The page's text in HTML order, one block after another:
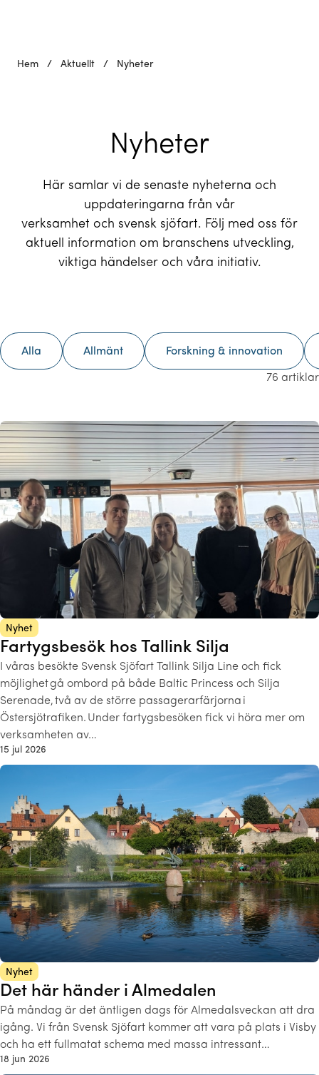
Hem / Aktuellt / Nyheter
Nyheter
Här samlar vi de senaste nyheterna och
uppdateringarna från vår
verksamhet och svensk sjöfart. Följ med oss för
aktuell information om branschens utveckling,
viktiga händelser och våra initiativ.
Alla Allmänt Forskning & innovation
76 artiklar
Nyhet
Fartygsbesök hos Tallink Silja
I våras besökte Svensk Sjöfart Tallink Silja Line och fick
möjlighet gå ombord på både Baltic Princess och Silja
Serenade, två av de större passagerarfärjorna i
Östersjötrafiken. Under fartygsbesöken fick vi höra mer om
verksamheten av…
15 jul 2026
Nyhet
Det här händer i Almedalen
På måndag är det äntligen dags för Almedalsveckan att dra
igång. Vi från Svensk Sjöfart kommer att vara på plats i Visby
och ha ett fullmatat schema med massa intressant…
18 jun 2026